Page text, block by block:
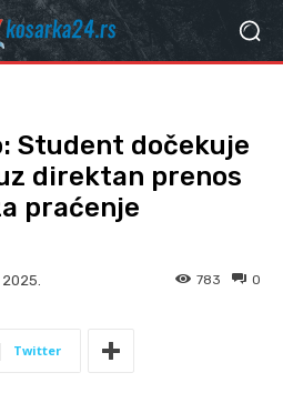
Student dočekuje
direktan prenos
praćenje
0
783
Twitter